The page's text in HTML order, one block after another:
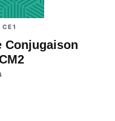
Conjugaison